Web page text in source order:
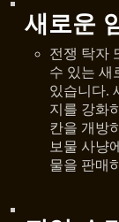
새로운
전쟁 탁자
수 있는 새
있습니다.
지를 강화
칸을 개방
보물 사냥
물을 판매